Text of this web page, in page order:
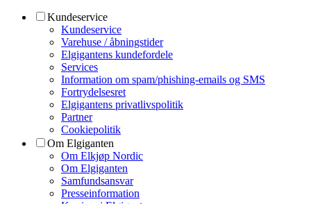
Kundeservice
Kundeservice
Varehuse / åbningstider
Elgigantens kundefordele
Services
Information om spam/phishing-emails og SMS
Fortrydelsesret
Elgigantens privatlivspolitik
Partner
Cookiepolitik
Om Elgiganten
Om Elkjøp Nordic
Om Elgiganten
Samfundsansvar
Presseinformation